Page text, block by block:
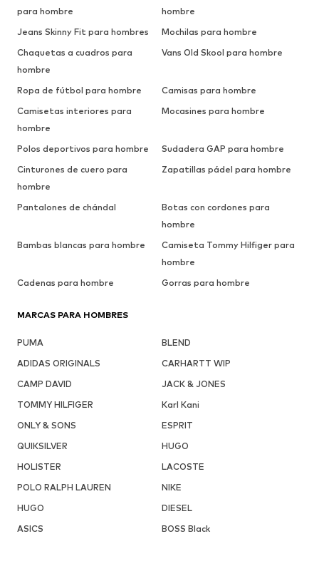
para hombre
hombre
Jeans Skinny Fit para hombres
Mochilas para hombre
Chaquetas a cuadros para
hombre
Vans Old Skool para hombre
Ropa de fútbol para hombre
Camisas para hombre
Camisetas interiores para
hombre
Mocasines para hombre
Polos deportivos para hombre
Sudadera GAP para hombre
Cinturones de cuero para
hombre
Zapatillas pádel para hombre
Pantalones de chándal
Botas con cordones para
hombre
Bambas blancas para hombre
Camiseta Tommy Hilfiger para
hombre
Cadenas para hombre
Gorras para hombre
MARCAS PARA HOMBRES
PUMA
BLEND
ADIDAS ORIGINALS
CARHARTT WIP
CAMP DAVID
JACK & JONES
TOMMY HILFIGER
Karl Kani
ONLY & SONS
ESPRIT
QUIKSILVER
HUGO
HOLISTER
LACOSTE
POLO RALPH LAUREN
NIKE
HUGO
DIESEL
ASICS
BOSS Black